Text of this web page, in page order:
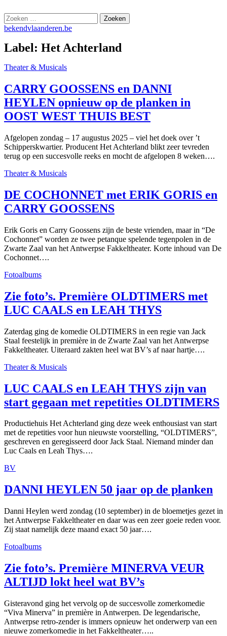
to
content
Zoeken
naar:
bekendvlaanderen.be
Label: Het Achterland
Theater & Musicals
CARRY GOOSSENS en DANNI
HEYLEN opnieuw op de planken in
OOST WEST THUIS BEST
Afgelopen zondag – 17 augustus 2025 – viel het doek over ’t
Schipperskwartier. Producent Het Achterland blikt zeer tevreden
terug op een succesvolle reeks en mocht de afgelopen 8 weken….
Theater & Musicals
DE COCHONNET met ERIK GORIS en
CARRY GOOSSENS
Erik Goris en Carry Goossens zijn de beste vrienden, maar in “De
Cochonnet” worden ze twee petanque spelende tegenpolen in de
Zwarte Zaal van het Antwerpse Fakkeltheater. Korte inhoud van De
Cochonnet….
Fotoalbums
Zie foto’s. Première OLDTIMERS met
LUC CAALS en LEAH THYS
Zaterdag ging de komedie OLDTIMERS in een regie van Jack
Staal feestelijk in première in de Zwarte Zaal van het Antwerpse
Fakkeltheater. Uiteraard zakten heel wat BV’s af naar hartje….
Theater & Musicals
LUC CAALS en LEAH THYS zijn van
start gegaan met repetities OLDTIMERS
Productiehuis Het Achterland ging deze week enthousiast van start
met de repetities voor hun nieuwste voorstelling, “OLDTIMERS”,
geschreven en geregisseerd door Jack Staal. Niemand minder dan
Luc Caals en Leah Thys….
BV
DANNI HEYLEN 50 jaar op de planken
Danni Heylen werd zondag (10 september) in de bloemetjes gezet in
het Antwerpse Fakkeltheater en daar was een zeer goeie reden voor.
Zij staat namelijk deze maand exact 50 jaar….
Fotoalbums
Zie foto’s. Première MINERVA VEUR
ALTIJD lokt heel wat BV’s
Gisteravond ging het vervolg op de succesvolle zomerkomedie
“Viva Minerva” in première in Antwerpen. De legendarische,
Antwerpse retro-zender is immers opnieuw het onderwerp van een
nieuwe zomerkomedie in het Fakkeltheater…..